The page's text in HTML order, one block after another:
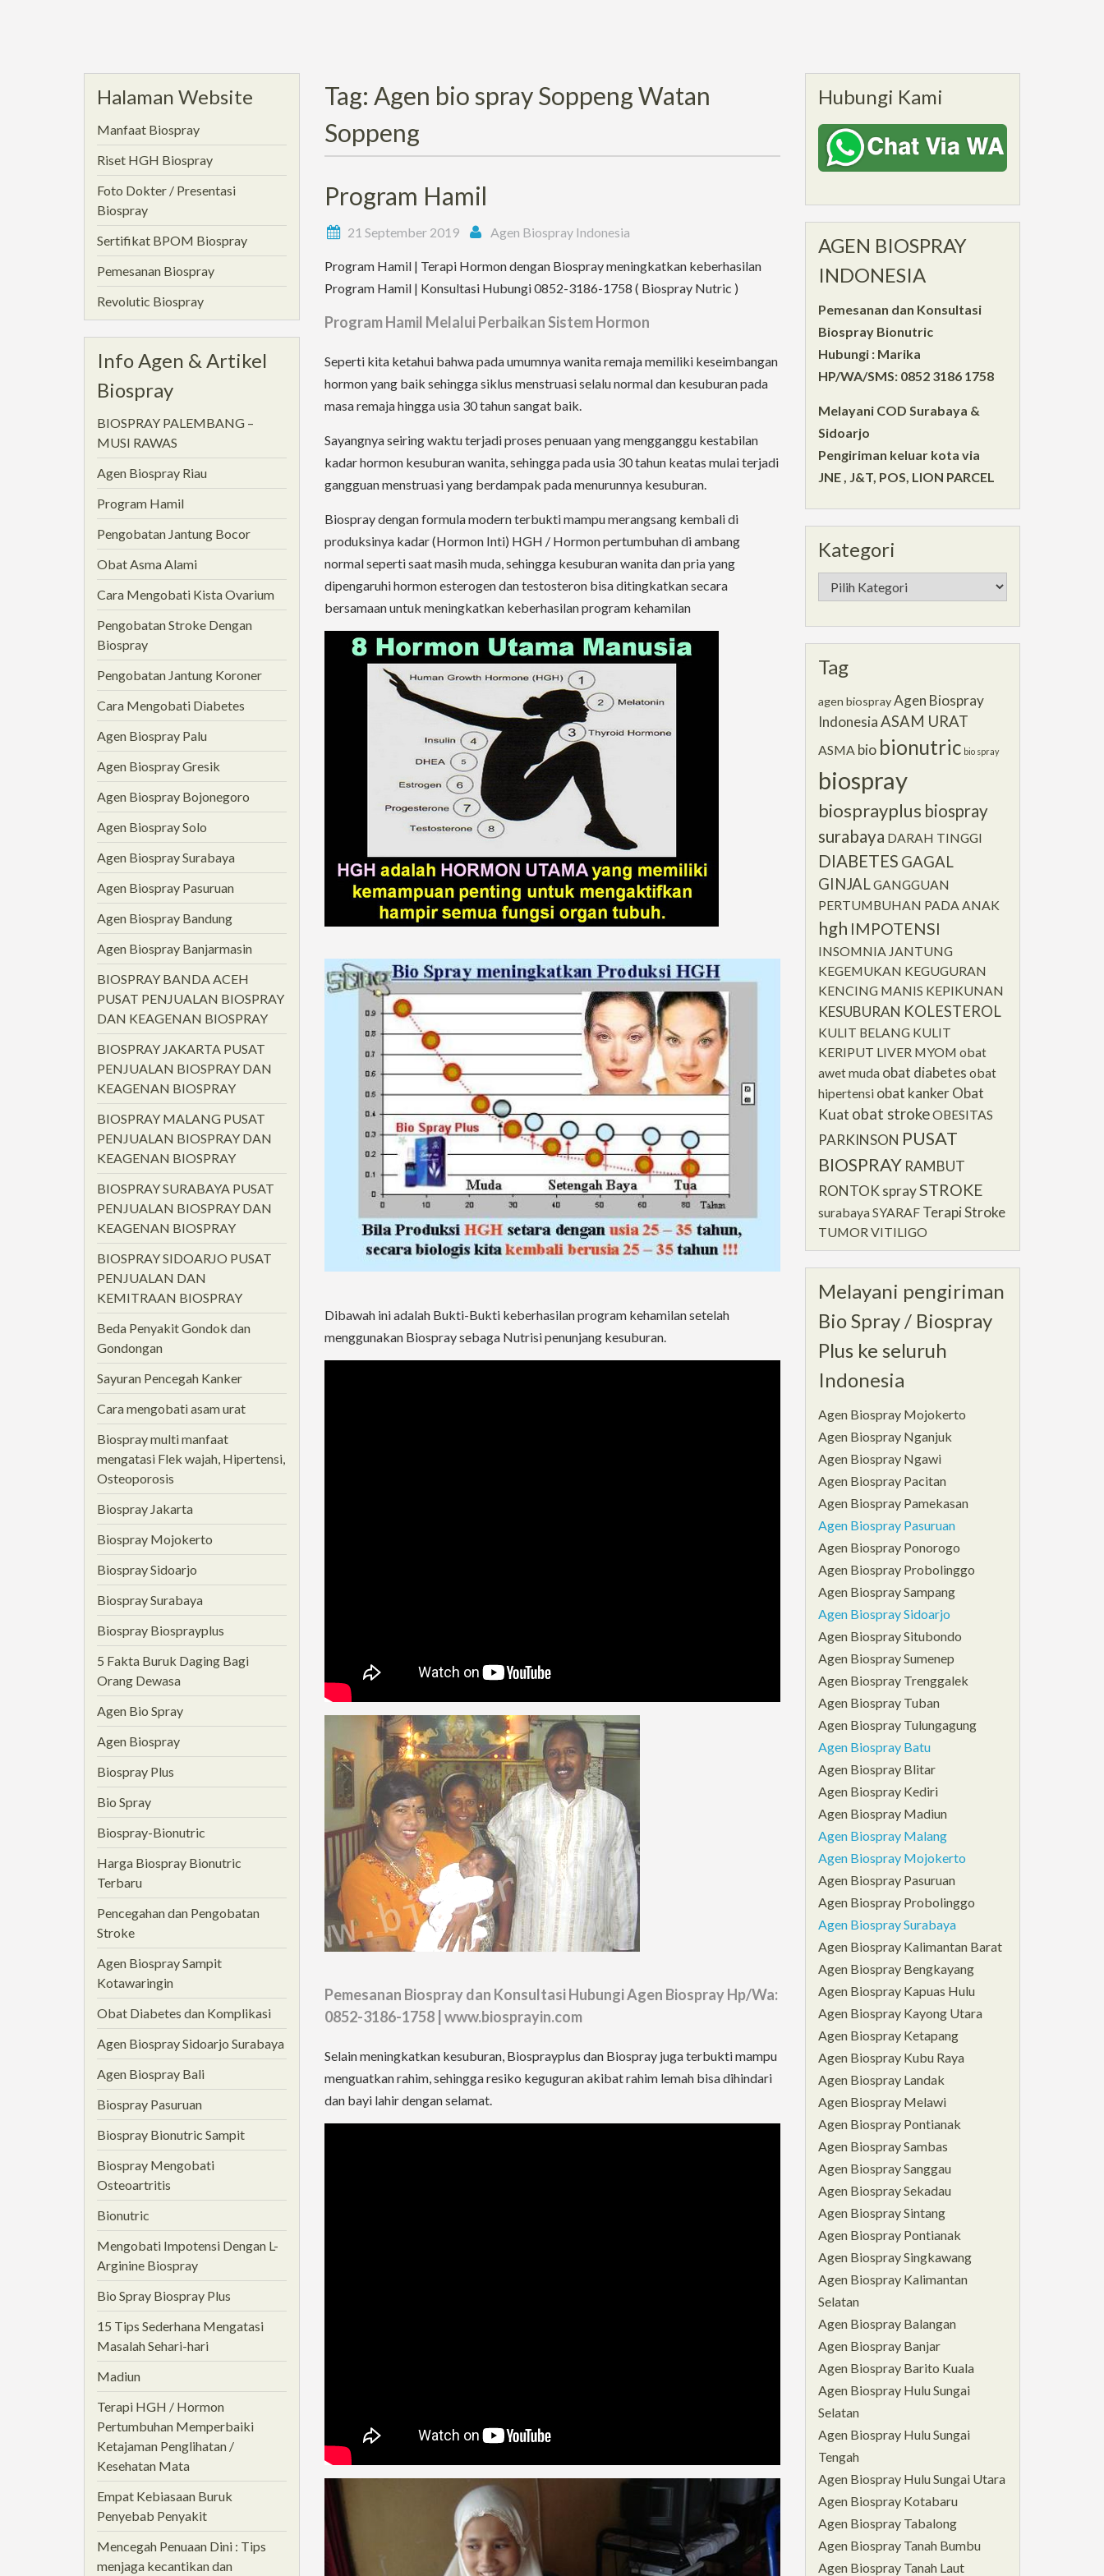
Tag: Agen bio spray Soppeng Watan
Soppeng
Program Hamil
21 September 2019 Agen Biospray Indonesia
Program Hamil | Terapi Hormon dengan Biospray meningkatkan keberhasilan
Program Hamil | Konsultasi Hubungi 0852-3186-1758 ( Biospray Nutric )
Program Hamil Melalui Perbaikan Sistem Hormon
Seperti kita ketahui bahwa pada umumnya wanita remaja memiliki keseimbangan
hormon yang baik sehingga siklus menstruasi selalu normal dan kesuburan pada
masa remaja hingga usia 30 tahun sangat baik.
Sayangnya seiring waktu terjadi proses penuaan yang mengganggu kestabilan
kadar hormon kesuburan wanita, sehingga pada usia 30 tahun keatas mulai terjadi
gangguan menstruasi yang berdampak pada menurunnya kesuburan.
Biospray dengan formula modern terbukti mampu merangsang kembali di
produksinya kadar (Hormon Inti) HGH / Hormon pertumbuhan di ambang
normal seperti saat masih muda, sehingga kesuburan wanita dan pria yang
dipengaruhi hormon esterogen dan testosteron bisa ditingkatkan secara
bersamaan untuk meningkatkan keberhasilan program kehamilan
Dibawah ini adalah Bukti-Bukti keberhasilan program kehamilan setelah
menggunakan Biospray sebaga Nutrisi penunjang kesuburan.
Pemesanan Biospray dan Konsultasi Hubungi Agen Biospray Hp/Wa:
0852-3186-1758 | www.biosprayin.com
Selain meningkatkan kesuburan, Biosprayplus dan Biospray juga terbukti mampu
menguatkan rahim, sehingga resiko keguguran akibat rahim lemah bisa dihindari
dan bayi lahir dengan selamat.
Hubungi Kami
AGEN BIOSPRAY
INDONESIA
Pemesanan dan Konsultasi
Biospray Bionutric
Hubungi : Marika
HP/WA/SMS: 0852 3186 1758
Melayani COD Surabaya &
Sidoarjo
Pengiriman keluar kota via
JNE , J&T, POS, LION PARCEL
Kategori
Kategori
Tag
agen biospray Agen Biospray
IndonesiaASAM URAT
ASMA bio bionutric bio spray
biospray
biosprayplus biospray
surabaya DARAH TINGGI
DIABETES GAGAL
GINJALGANGGUAN
PERTUMBUHAN PADA ANAK
hgh IMPOTENSI
INSOMNIA JANTUNG
KEGEMUKAN KEGUGURAN
KENCING MANIS KEPIKUNAN
KESUBURAN KOLESTEROL
KULIT BELANG KULIT
KERIPUT LIVER MYOM obat
awet muda obat diabetes obat
hipertensi obat kanker Obat
Kuat obat strokeOBESITAS
PARKINSON PUSAT
BIOSPRAY RAMBUT
RONTOK spraySTROKE
surabaya SYARAF Terapi Stroke
TUMOR VITILIGO
Melayani pengiriman
Bio Spray / Biospray
Plus ke seluruh
Indonesia
Agen Biospray Mojokerto
Agen Biospray Nganjuk
Agen Biospray Ngawi
Agen Biospray Pacitan
Agen Biospray Pamekasan
Agen Biospray Pasuruan
Agen Biospray Ponorogo
Agen Biospray Probolinggo
Agen Biospray Sampang
Agen Biospray Sidoarjo
Agen Biospray Situbondo
Agen Biospray Sumenep
Agen Biospray Trenggalek
Agen Biospray Tuban
Agen Biospray Tulungagung
Agen Biospray Batu
Agen Biospray Blitar
Agen Biospray Kediri
Agen Biospray Madiun
Agen Biospray Malang
Agen Biospray Mojokerto
Agen Biospray Pasuruan
Agen Biospray Probolinggo
Agen Biospray Surabaya
Agen Biospray Kalimantan Barat
Agen Biospray Bengkayang
Agen Biospray Kapuas Hulu
Agen Biospray Kayong Utara
Agen Biospray Ketapang
Agen Biospray Kubu Raya
Agen Biospray Landak
Agen Biospray Melawi
Agen Biospray Pontianak
Agen Biospray Sambas
Agen Biospray Sanggau
Agen Biospray Sekadau
Agen Biospray Sintang
Agen Biospray Pontianak
Agen Biospray Singkawang
Agen Biospray Kalimantan
Selatan
Agen Biospray Balangan
Agen Biospray Banjar
Agen Biospray Barito Kuala
Agen Biospray Hulu Sungai
Selatan
Agen Biospray Hulu Sungai
Tengah
Agen Biospray Hulu Sungai Utara
Agen Biospray Kotabaru
Agen Biospray Tabalong
Agen Biospray Tanah Bumbu
Agen Biospray Tanah Laut
Halaman Website
Manfaat Biospray
Riset HGH Biospray
Foto Dokter / Presentasi
Biospray
Sertifikat BPOM Biospray
Pemesanan Biospray
Revolutic Biospray
Info Agen & Artikel
Biospray
BIOSPRAY PALEMBANG –
MUSI RAWAS
Agen Biospray Riau
Program Hamil
Pengobatan Jantung Bocor
Obat Asma Alami
Cara Mengobati Kista Ovarium
Pengobatan Stroke Dengan
Biospray
Pengobatan Jantung Koroner
Cara Mengobati Diabetes
Agen Biospray Palu
Agen Biospray Gresik
Agen Biospray Bojonegoro
Agen Biospray Solo
Agen Biospray Surabaya
Agen Biospray Pasuruan
Agen Biospray Bandung
Agen Biospray Banjarmasin
BIOSPRAY BANDA ACEH
PUSAT PENJUALAN BIOSPRAY
DAN KEAGENAN BIOSPRAY
BIOSPRAY JAKARTA PUSAT
PENJUALAN BIOSPRAY DAN
KEAGENAN BIOSPRAY
BIOSPRAY MALANG PUSAT
PENJUALAN BIOSPRAY DAN
KEAGENAN BIOSPRAY
BIOSPRAY SURABAYA PUSAT
PENJUALAN BIOSPRAY DAN
KEAGENAN BIOSPRAY
BIOSPRAY SIDOARJO PUSAT
PENJUALAN DAN
KEMITRAAN BIOSPRAY
Beda Penyakit Gondok dan
Gondongan
Sayuran Pencegah Kanker
Cara mengobati asam urat
Biospray multi manfaat
mengatasi Flek wajah, Hipertensi,
Osteoporosis
Biospray Jakarta
Biospray Mojokerto
Biospray Sidoarjo
Biospray Surabaya
Biospray Biosprayplus
5 Fakta Buruk Daging Bagi
Orang Dewasa
Agen Bio Spray
Agen Biospray
Biospray Plus
Bio Spray
Biospray-Bionutric
Harga Biospray Bionutric
Terbaru
Pencegahan dan Pengobatan
Stroke
Agen Biospray Sampit
Kotawaringin
Obat Diabetes dan Komplikasi
Agen Biospray Sidoarjo Surabaya
Agen Biospray Bali
Biospray Pasuruan
Biospray Bionutric Sampit
Biospray Mengobati
Osteoartritis
Bionutric
Mengobati Impotensi Dengan L-
Arginine Biospray
Bio Spray Biospray Plus
15 Tips Sederhana Mengatasi
Masalah Sehari-hari
Madiun
Terapi HGH / Hormon
Pertumbuhan Memperbaiki
Ketajaman Penglihatan /
Kesehatan Mata
Empat Kebiasaan Buruk
Penyebab Penyakit
Mencegah Penuaan Dini : Tips
menjaga kecantikan dan